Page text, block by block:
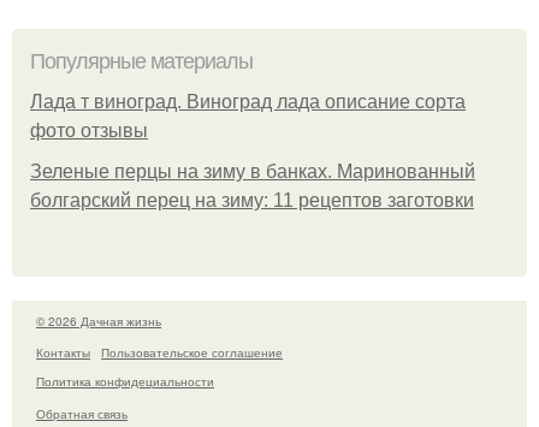
Популярные материалы
Лада т виноград. Виноград лада описание сорта
фото отзывы
Зеленые перцы на зиму в банках. Маринованный
болгарский перец на зиму: 11 рецептов заготовки
© 2026 Дачная жизнь
Контакты
Пользовательское соглашение
Политика конфидециальности
Обратная связь